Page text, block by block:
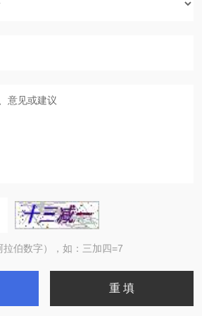
伯数字），如：三加四=7